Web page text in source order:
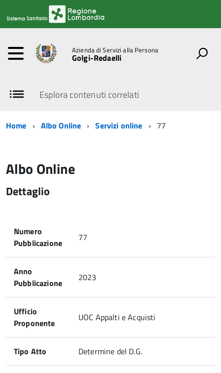
Azienda di Servizi alla Persona
Golgi-Redaelli
Esplora contenuti correlati
Home Albo Online Servizi online 77
Albo Online
Dettaglio
Numero
Pubblicazione
77
Anno
Pubblicazione
2023
Ufficio
Proponente
UOC Appalti e Acquisti
Tipo Atto Determine del D.G.